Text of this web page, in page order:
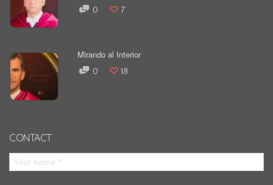
0 7
Mirando al Interior
0 18
CONTACT